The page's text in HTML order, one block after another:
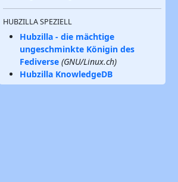
HUBZILLA SPEZIELL
Hubzilla - die mächtige
ungeschminkte Königin des
Fediverse (GNU/Linux.ch)
Hubzilla KnowledgeDB